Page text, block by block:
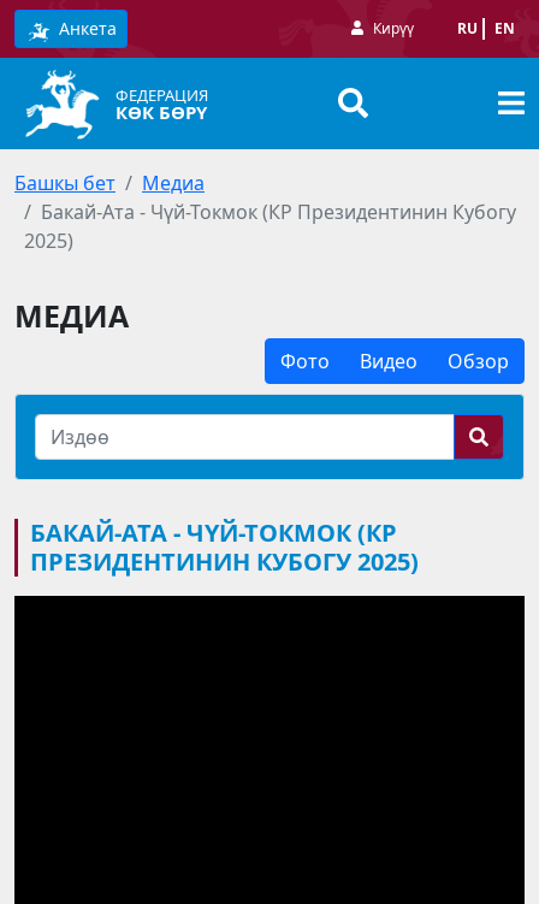
Анкета Кирүү RU EN
ФЕДЕРАЦИЯ
КӨК БӨРҮ
Башкы бет
Медиа
Бакай-Ата - Чүй-Токмок (КР Президентинин Кубогу
2025)
МЕДИА
Фото Видео Обзор
БАКАЙ-АТА - ЧҮЙ-ТОКМОК (КР
ПРЕЗИДЕНТИНИН КУБОГУ 2025)